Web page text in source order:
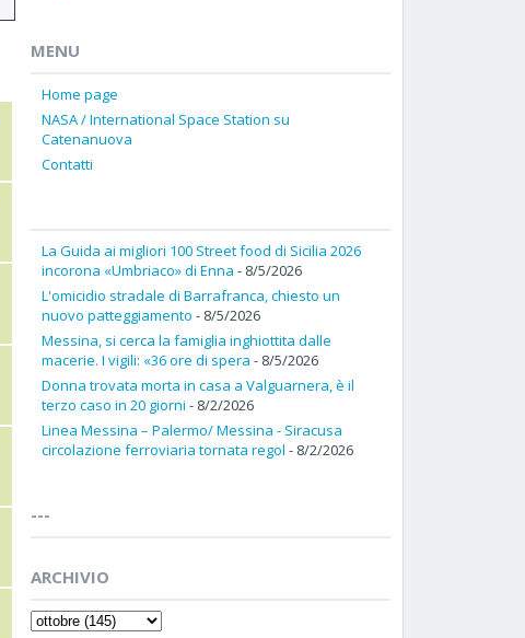
MENU
Home page
NASA / International Space Station su
Catenanuova
Contatti
La Guida ai migliori 100 Street food di Sicilia 2026
incorona «Umbriaco» di Enna - 8/5/2026
L'omicidio stradale di Barrafranca, chiesto un
nuovo patteggiamento - 8/5/2026
Messina, si cerca la famiglia inghiottita dalle
macerie. I vigili: «36 ore di spera - 8/5/2026
Donna trovata morta in casa a Valguarnera, è il
terzo caso in 20 giorni - 8/2/2026
Linea Messina – Palermo/ Messina - Siracusa
circolazione ferroviaria tornata regol - 8/2/2026
---
ARCHIVIO